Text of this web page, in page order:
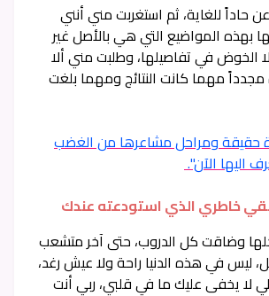
حاداً للغاية، ثم استغربت مني أنني
بهذه المواضيع التي هي بالأصل غير
الخوض في تفاصيلها، وطلبت مني ألا
مهما كانت النتائج ومهما بلغت
حقيقة ومراحل مشاعرها من الغضب
اليها الآن".
بقي خاطري الذي استودعته عندك
وضاقت كل الدروب، حتى آخر متشعب
ليس في هذه الدنيا راحة ولا عيش رغد،
لا يخفى عليك ما في قلبي، ربي أنت